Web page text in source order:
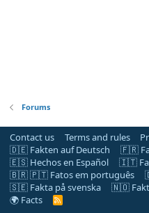
Forums
Contact us Terms and rules
🇩🇪 Fakten auf Deutsch
🇫🇷
🇪🇸 Hechos en Español
🇮🇹
🇧🇷 🇵🇹 Fatos em português
🇸🇪 Fakta på svenska
🇳🇴
🌍 Facts
R